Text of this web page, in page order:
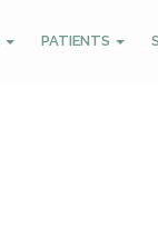
PATIENTS